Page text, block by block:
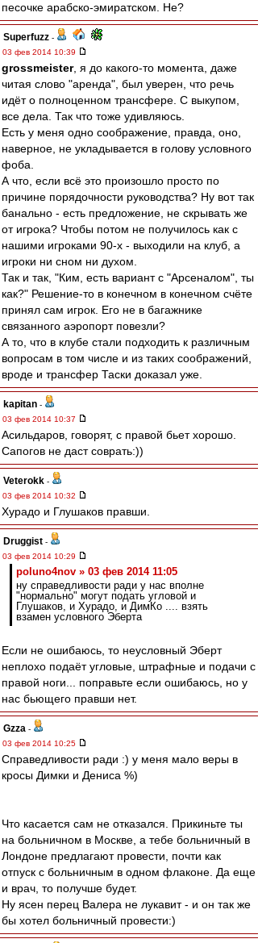
песочке арабско-эмиратском. Не?
Superfuzz -
03 фев 2014 10:39
grossmeister, я до какого-то момента, даже
читая слово "аренда", был уверен, что речь
идёт о полноценном трансфере. С выкупом,
все дела. Так что тоже удивляюсь.
Есть у меня одно соображение, правда, оно,
наверное, не укладывается в голову условного
фоба.
А что, если всё это произошло просто по
причине порядочности руководства? Ну вот так
банально - есть предложение, не скрывать же
от игрока? Чтобы потом не получилось как с
нашими игроками 90-х - выходили на клуб, а
игроки ни сном ни духом.
Так и так, "Ким, есть вариант с "Арсеналом", ты
как?" Решение-то в конечном в конечном счёте
принял сам игрок. Его не в багажнике
связанного аэропорт повезли?
А то, что в клубе стали подходить к различным
вопросам в том числе и из таких соображений,
вроде и трансфер Таски доказал уже.
kapitan -
03 фев 2014 10:37
Асильдаров, говорят, с правой бьет хорошо.
Сапогов не даст соврать:))
Veterokk -
03 фев 2014 10:32
Хурадо и Глушаков правши.
Druggist -
03 фев 2014 10:29
poluno4nov » 03 фев 2014 11:05
ну справедливости ради у нас вполне
"нормально" могут подать угловой и
Глушаков, и Хурадо, и ДимКо .... взять
взамен условного Эберта
Если не ошибаюсь, то неусловный Эберт
неплохо подаёт угловые, штрафные и подачи с
правой ноги... поправьте если ошибаюсь, но у
нас бьющего правши нет.
Gzza -
03 фев 2014 10:25
Справедливости ради :) у меня мало веры в
кросы Димки и Дениса %)
Что касается сам не отказался. Прикиньте ты
на больничном в Москве, а тебе больничный в
Лондоне предлагают провести, почти как
отпуск с больничным в одном флаконе. Да еще
и врач, то получше будет.
Ну ясен перец Валера не лукавит - и он так же
бы хотел больничный провести:)